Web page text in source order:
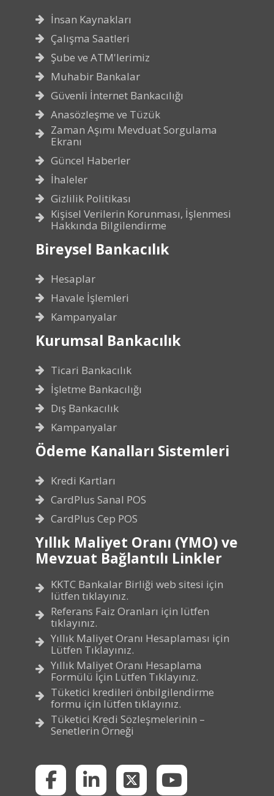
İnsan Kaynakları
Çalışma Saatleri
Şube ve ATM'lerimiz
Muhabir Bankalar
Güvenli İnternet Bankacılığı
Anasözleşme ve Tüzük
Zaman Aşımı Mevduat Sorgulama
Ekranı
Güncel Haberler
İhaleler
Gizlilik Politikası
Kişisel Verilerin Korunması, İşlenmesi
Hakkında Bilgilendirme
Bireysel Bankacılık
Hesaplar
Havale İşlemleri
Kampanyalar
Kurumsal Bankacılık
Ticari Bankacılık
İşletme Bankacılığı
Dış Bankacılık
Kampanyalar
Ödeme Kanalları Sistemleri
Kredi Kartları
CardPlus Sanal POS
CardPlus Cep POS
Yıllık Maliyet Oranı (YMO) ve
Mevzuat Bağlantılı Linkler
KKTC Bankalar Birliği web sitesi için
lütfen tıklayınız.
Referans Faiz Oranları için lütfen
tıklayınız.
Yıllık Maliyet Oranı Hesaplaması için
Lütfen Tıklayınız.
Yıllık Maliyet Oranı Hesaplama
Formülü İçin Lütfen Tıklayınız.
Tüketici kredileri önbilgilendirme
formu için lütfen tıklayınız.
Tüketici Kredi Sözleşmelerinin –
Senetlerin Örneği